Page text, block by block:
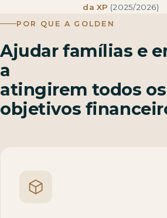
da XP (2025/2026)
POR QUE A GOLDEN
Ajudar famílias e
a
atingirem todos
objetivos